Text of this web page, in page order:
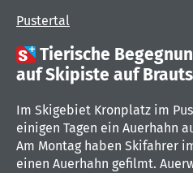
Pustertal
Tierische
auf Skipiste auf
Im Skigebiet Kronplatz im
einigen Tagen ein Auerhahn
Am Montag haben Skifahrer
einen Auerhahn gefilmt.